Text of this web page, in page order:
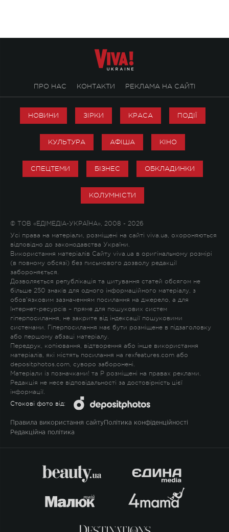
ПРО НАС КОНТАКТИ РЕКЛАМА НА САЙТІ
НОВИНИ ЗІРКИ КРАСА ПОДІЇ
КУЛЬТУРА АФІША КІНО
СПЕЦТЕМИ БІЗНЕС ОБКЛАДИНКИ
КОЛУМНІСТИ
© ТОВ «ЕДІМЕДІА-УКРАЇНА», 2008 - 2026
Усі права на матеріали, розміщені на сайті viva.ua, охороняються
відповідно до законодавства України.
Використання матеріалів Сайту viva.ua в оригінальному розмірі
(в повному обсязі) без письмового дозволу редакції
забороняється.
Дозволяється републікація та цитування статей обсягом не
більше 250 знаків для одного інформаційного матеріалу, з
обов'язковим зазначенням посилання на джерело, а для
Інтернет-ресурсів – пряме для пошукових систем
гіперпосилання, не закрите від індексації пошуковими
системами. Гіперпосилання має бути розміщене в підзаголовку
або першому абзаці матеріалу.
Передрук, копіювання, відтворення або інше використання
матеріалів, які містять посилання на rexfeatures.com або
depositphotos.com, суворо заборонені.
Матеріали із позначками! та P розміщені на правах реклами.
Редакція не несе відповідальності за достовірність цієї
інформації.
Стокові фото від:
Правила використання сайту Політика конфіденційності
Редакційна політика